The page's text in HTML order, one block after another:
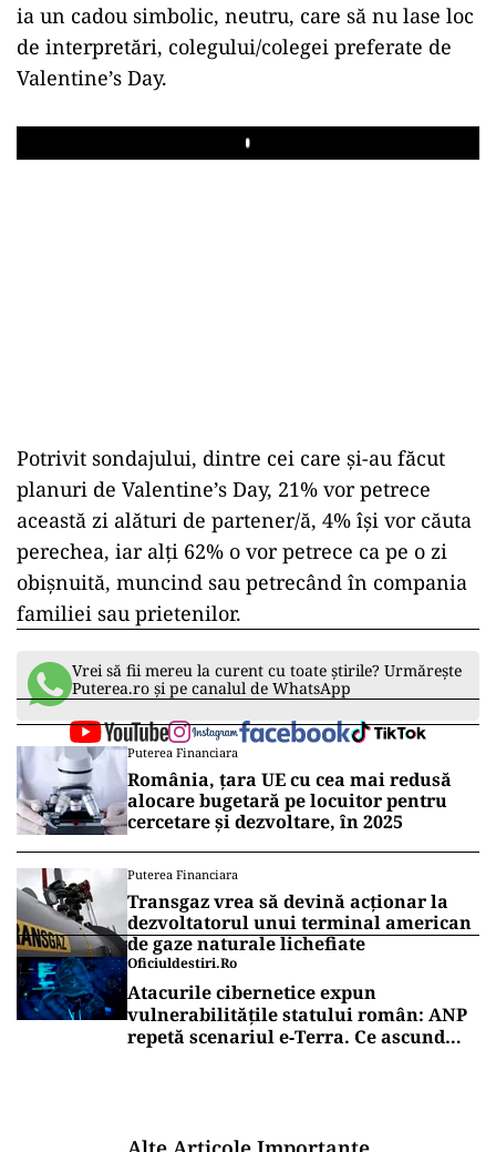
ia un cadou simbolic, neutru, care să nu lase loc
de interpretări, colegului/colegei preferate de
Valentine’s Day.
Play
Potrivit sondajului, dintre cei care şi-au făcut
planuri de Valentine’s Day, 21% vor petrece
această zi alături de partener/ă, 4% îşi vor căuta
perechea, iar alţi 62% o vor petrece ca pe o zi
obişnuită, muncind sau petrecând în compania
familiei sau prietenilor.
Vrei să fii mereu la curent cu toate știrile? Urmărește
Puterea.ro și pe canalul de WhatsApp
Puterea Financiara
România, țara UE cu cea mai redusă
alocare bugetară pe locuitor pentru
cercetare și dezvoltare, în 2025
Puterea Financiara
Transgaz vrea să devină acționar la
dezvoltatorul unui terminal american
de gaze naturale lichefiate
Oficiuldestiri.ro
Atacurile cibernetice expun
vulnerabilitățile statului român: ANP
repetă scenariul e‑Terra. Ce ascund